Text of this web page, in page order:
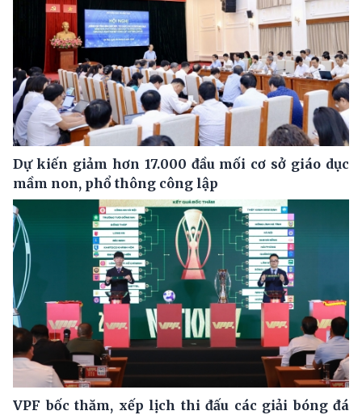
Dự kiến giảm hơn 17.000 đầu mối cơ sở giáo dục
mầm non, phổ thông công lập
VPF bốc thăm, xếp lịch thi đấu các giải bóng đá